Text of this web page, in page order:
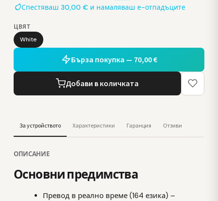
Спестяваш 30,00 € и намаляваш е-отпадъците
ЦВЯТ
White
Бърза покупка — 70,00 €
Добави в количката
За устройството Характеристики Гаранция Отзиви
ОПИСАНИЕ
Основни предимства
Превод в реално време (164 езика) –